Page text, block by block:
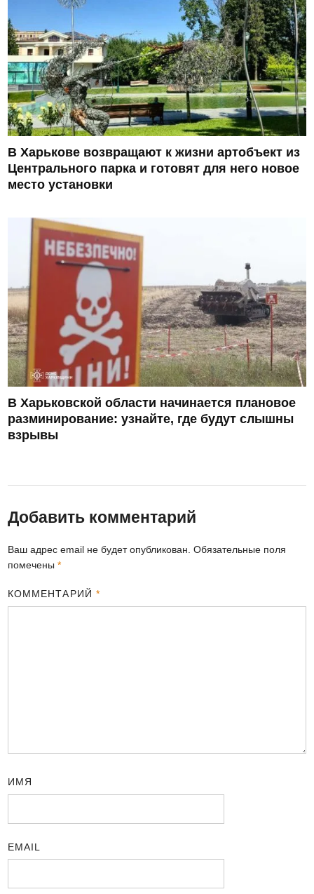
В Харькове возвращают к жизни артобъект из
Центрального парка и готовят для него новое
место установки
В Харьковской области начинается плановое
разминирование: узнайте, где будут слышны
взрывы
Добавить комментарий
Ваш адрес email не будет опубликован. Обязательные поля
помечены*
КОММЕНТАРИЙ *
ИМЯ
EMAIL